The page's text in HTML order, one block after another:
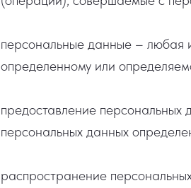
персональные данные – любая
определенному или
предоставление
персональных данных
распространение